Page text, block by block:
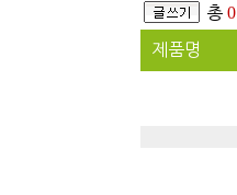
총 0
제품명